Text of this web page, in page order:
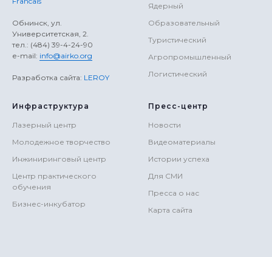
Обнинск, ул.
Университетская, 2.
тел.: (484) 39-4-24-90
е-mail: info@airko.org
Разработка сайта: LEROY
Ядерный
Образовательный
Туристический
Агропромышленный
Логистический
Инфраструктура
Лазерный центр
Молодежное творчество
Инжиниринговый центр
Центр практического
обучения
Бизнес-инкубатор
Пресс-центр
Новости
Видеоматериалы
Истории успеха
Для СМИ
Пресса о нас
Карта сайта